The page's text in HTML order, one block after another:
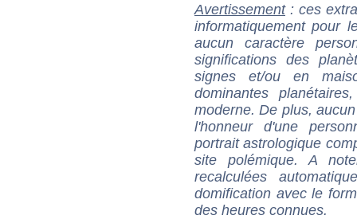
Avertissement: ces
informatiquement pour
aucun caractère
significations des
signes et/ou en
dominantes
moderne. De plus,
l'honneur d'une
portrait astrologique
site polémique. A
recalculées
domification avec le
des heures connues.